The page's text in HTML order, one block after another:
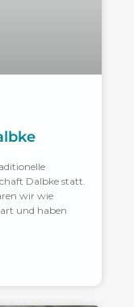
Dalbke statt.
wir wie
und haben